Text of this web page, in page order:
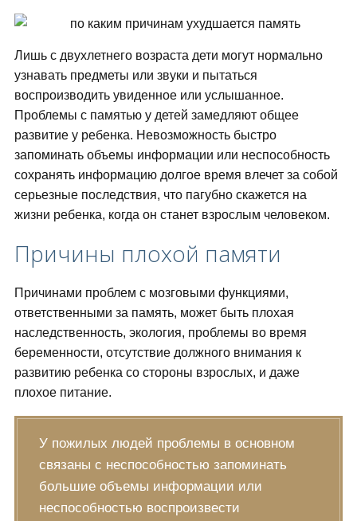
Лишь с двухлетнего возраста дети могут нормально
узнавать предметы или звуки и пытаться
воспроизводить увиденное или услышанное.
Проблемы с памятью у детей замедляют общее
развитие у ребенка. Невозможность быстро
запоминать объемы информации или неспособность
сохранять информацию долгое время влечет за собой
серьезные последствия, что пагубно скажется на
жизни ребенка, когда он станет взрослым человеком.
Причины плохой памяти
Причинами проблем с мозговыми функциями,
ответственными за память, может быть плохая
наследственность, экология, проблемы во время
беременности, отсутствие должного внимания к
развитию ребенка со стороны взрослых, и даже
плохое питание.
У пожилых людей проблемы в основном
связаны с неспособностью запоминать
большие объемы информации или
неспособностью воспроизвести